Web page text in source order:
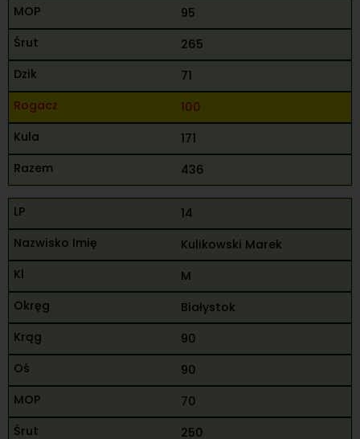
95
265
71
100
171
436
14
Kulikowski Marek
M
Białystok
90
90
70
250